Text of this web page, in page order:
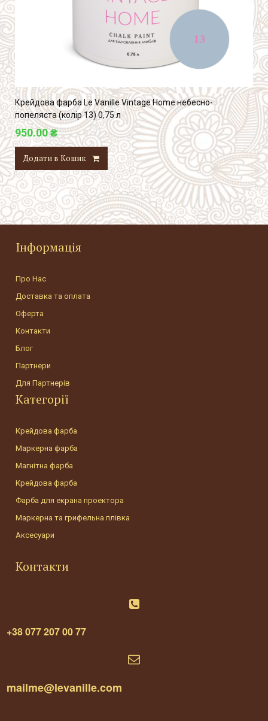
Крейдова фарба Le Vanille Vintage Home небесно-
попеляста (колір 13) 0,75 л
950.00 ₴
Додати в Кошик
Інформація
Про Нас
Доставка та оплата
Оферта
Контакти
Блог
Партнери
Для Партнерів
Категорії
Крейдова фарба
Маркерна фарба
Магнітна фарба
Крейдова фарба
Фарба для екрана проектора
Маркерна та грифельна плівка
Аксесуари
Контакти

+38 077 207 00 77

mailme@levanille.com